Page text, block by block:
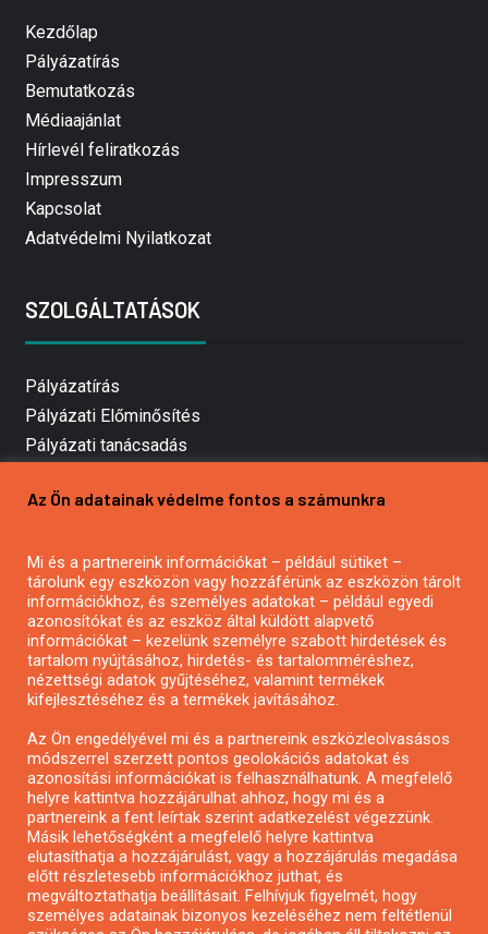
Kezdőlap
Pályázatírás
Bemutatkozás
Médiaajánlat
Hírlevél feliratkozás
Impresszum
Kapcsolat
Adatvédelmi Nyilatkozat
SZOLGÁLTATÁSOK
Pályázatírás
Pályázati Előminősítés
Pályázati tanácsadás
Mezőgazdasági pályázatírás
Pályázatírás civil szervezeteknek
Pályázatírás önkormányzatoknak
Pályázatfigyelés
Specifikus pályázatfigyelés vagy hírlevél
Pályázatok magánszemélyeknek
Pályázatok civil szervezeteknek
Pályázatok vállalkozásoknak
Önkormányzati pályázatok
Mezőgazdasági pályázatok
Az Ön adatainak védelme fontos a számunkra
Mi és a partnereink információkat – például sütiket –
tárolunk egy eszközön vagy hozzáférünk az eszközön tárolt
információkhoz, és személyes adatokat – például egyedi
azonosítókat és az eszköz által küldött alapvető
információkat – kezelünk személyre szabott hirdetések és
tartalom nyújtásához, hirdetés- és tartalomméréshez,
nézettségi adatok gyűjtéséhez, valamint termékek
kifejlesztéséhez és a termékek javításához.
Az Ön engedélyével mi és a partnereink eszközleolvasásos
módszerrel szerzett pontos geolokációs adatokat és
azonosítási információkat is felhasználhatunk. A megfelelő
helyre kattintva hozzájárulhat ahhoz, hogy mi és a
partnereink a fent leírtak szerint adatkezelést végezzünk.
Másik lehetőségként a megfelelő helyre kattintva
elutasíthatja a hozzájárulást, vagy a hozzájárulás megadása
előtt részletesebb információkhoz juthat, és
megváltoztathatja beállításait. Felhívjuk figyelmét, hogy
személyes adatainak bizonyos kezeléséhez nem feltétlenül